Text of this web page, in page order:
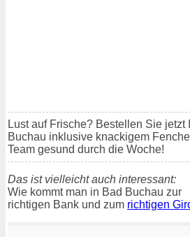
Lust auf Frische? Bestellen Sie jetzt
Buchau inklusive knackigem
Team gesund durch die Woche!
Das ist vielleicht auch interessant:
Wie kommt man in Bad Buchau zur
richtigen Bank und zum richtigen